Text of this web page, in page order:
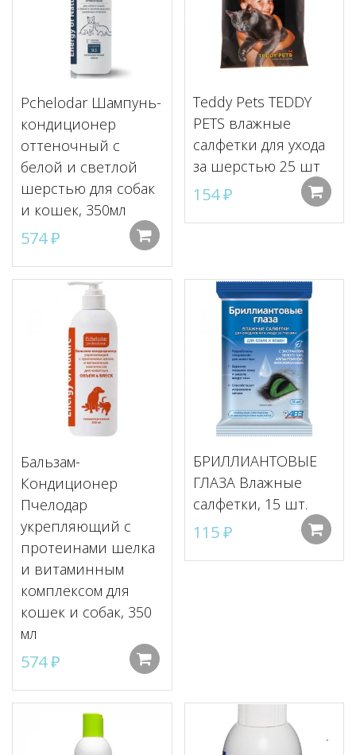
Pchelodar Шампунь-
кондиционер
оттеночный с
белой и светлой
шерстью для собак
и кошек, 350мл
574₽
Teddy Pets TEDDY
PETS влажные
салфетки для ухода
за шерстью 25 шт
154₽
Бальзам-
Кондиционер
Пчелодар
укрепляющий с
протеинами шелка
и витаминным
комплексом для
кошек и собак, 350
мл
574₽
БРИЛЛИАНТОВЫЕ
ГЛАЗА Влажные
салфетки, 15 шт.
115₽